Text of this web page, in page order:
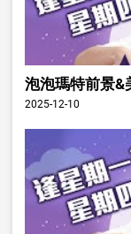
泡泡瑪特前景&
2025-12-10